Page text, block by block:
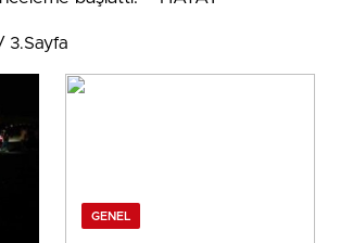
3.Sayfa
GENEL